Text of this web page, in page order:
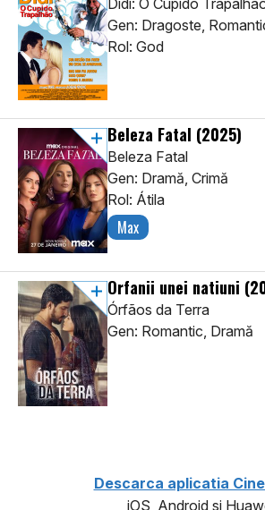
Didi: O Cupido
Gen: Dragoste,
Rol: God
Beleza Fatal (2025)
Beleza Fatal
Gen: Dramă, Crimă
Rol: Átila
Max
Orfanii unei natiuni
Órfãos da Terra
Gen: Romantic, Dramă
Descarca aplicatia
iOS, Android si